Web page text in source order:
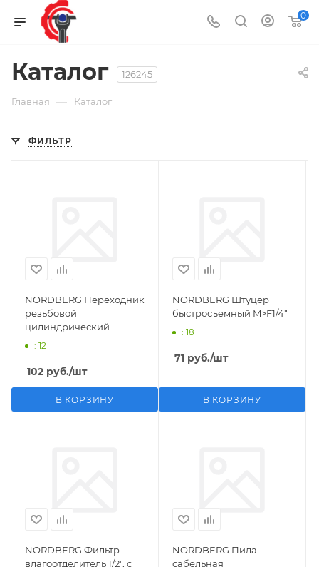
0
Каталог 126245
Главная — Каталог
ФИЛЬТР
NORDBERG Переходник
резьбовой
цилиндрический
M1/2">F1/4"
: 12
102 руб./шт
В КОРЗИНУ
NORDBERG Штуцер
быстросъемный M>F1/4"
: 18
71 руб./шт
В КОРЗИНУ
NORDBERG Фильтр
влагоотделитель 1/2", с
NORDBERG Пила
сабельная